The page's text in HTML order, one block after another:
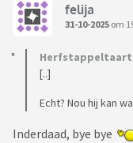
felija
31-10-2025 om
Herfstappeltaart
[..]
Echt? Nou hij kan
Inderdaad, bye bye